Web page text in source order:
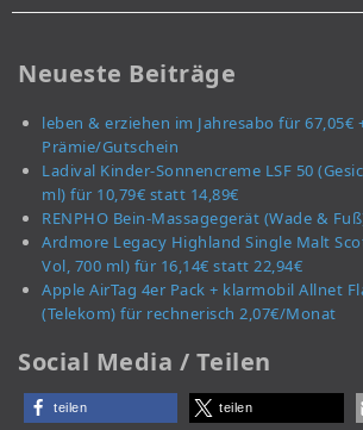
Neueste Beiträge
leben & erziehen im Jahresabo für 67,05€
Prämie/Gutschein
Ladival Kinder-Sonnencreme LSF 50
ml) für 10,79€ statt 14,89€
RENPHO Bein-Massagegerät (Wade &
Ardmore Legacy Highland Single Malt
Vol, 700 ml) für 16,14€ statt 22,94€
Apple AirTag 4er Pack + klarmobil Allnet
(Telekom) für rechnerisch 2,07€/Monat
Social Media / Teilen
teilen teilen